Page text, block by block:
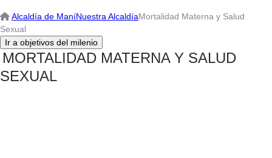
Alcaldía de ManíNuestra AlcaldíaMortalidad Materna y Salud
Sexual
MORTALIDAD MATERNA Y SALUD
SEXUAL